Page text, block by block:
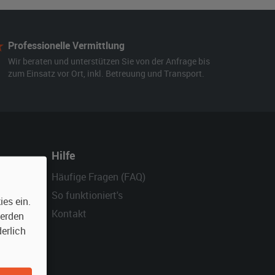
Professionelle Vermittlung
Wir beraten und unterstützen Sie von der Anfrage bis
zum Einsatz vor Ort, inkl. Betreuung und Transport.
Hilfe
Häufige Fragen (FAQ)
So funktioniert's
Kontakt
ein.